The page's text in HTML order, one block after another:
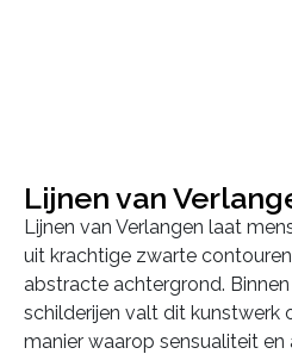
Lijnen van
Lijnen van Verlangen laat
uit krachtige zwarte
abstracte achtergrond.
schilderijen valt dit kunstwerk
manier waarop sensualiteit